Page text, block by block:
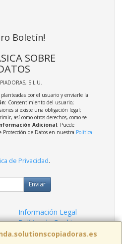
Boletín!
SOBRE
S.L.U.
por el usuario y enviarle la
: Consentimiento del usuario;
si existe una obligación legal;
así como otros derechos, como se
Adicional: Puede
de Datos en nuestra Política
de Privacidad.
Enviar
Información Legal
Política de Cookies
Formas de Pago